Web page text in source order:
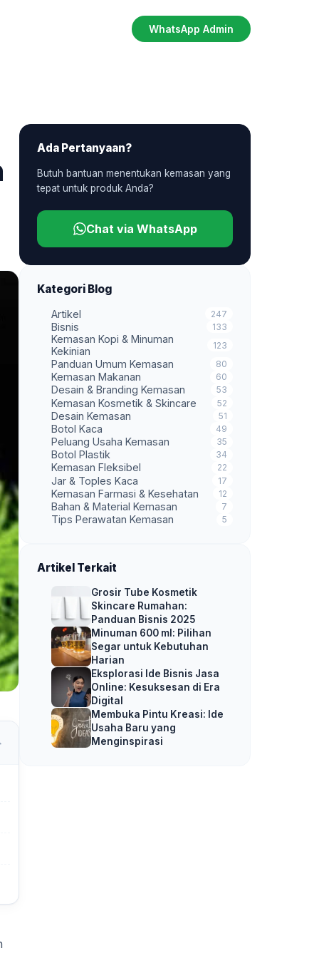
WhatsApp Admin
Ada Pertanyaan?
Butuh bantuan menentukan kemasan yang
tepat untuk produk Anda?
Chat via WhatsApp
Kategori Blog
Artikel 247
Bisnis 133
Kemasan Kopi & Minuman
Kekinian
123
Panduan Umum Kemasan 80
Kemasan Makanan 60
Desain & Branding Kemasan 53
Kemasan Kosmetik & Skincare 52
Desain Kemasan 51
Botol Kaca 49
Peluang Usaha Kemasan 35
Botol Plastik 34
Kemasan Fleksibel 22
Jar & Toples Kaca 17
Kemasan Farmasi & Kesehatan 12
Bahan & Material Kemasan 7
Tips Perawatan Kemasan 5
Artikel Terkait
Grosir Tube Kosmetik
Skincare Rumahan:
Panduan Bisnis 2025
Minuman 600 ml: Pilihan
Segar untuk Kebutuhan
Harian
Eksplorasi Ide Bisnis Jasa
Online: Kesuksesan di Era
Digital
Membuka Pintu Kreasi: Ide
Usaha Baru yang
Menginspirasi